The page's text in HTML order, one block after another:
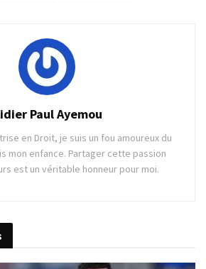
Paul Ayemou
en Droit, je suis un fou amoureux du
mon enfance. Partager cette passion
est un véritable honneur pour moi.